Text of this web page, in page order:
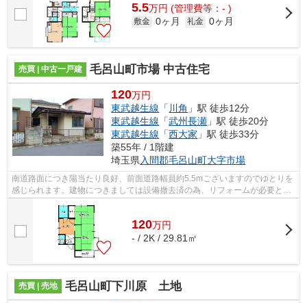
5.5万円 (管理費等：- )
敷金 0ヶ月 礼金 0ヶ月
売買 | 中古一戸建 毛呂山町市場 中古住宅
120万円
東武越生線 「 川角 」駅 徒歩12分
東武越生線 「武州長瀬 」駅 徒歩20分
東武越生線 「西大家 」駅 徒歩33分
築55年 / 1階建
埼玉県 入間郡毛呂山町大字市場
南道路面につき陽当たり良好、前面道路幅員約5.5mございますのでゆとりを
感じられます。建物につきましては設備撤去済の為、リフォームが必要とな
120万円
- / 2K / 29.81㎡
売買 | 売地 毛呂山町下川原 土地